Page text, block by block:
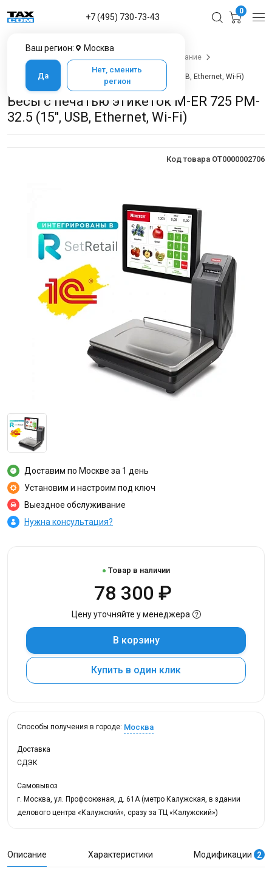
Ваш регион: Москва
Да
Нет, сменить
регион
+7 (495) 730-73-43
0
Весовое оборудование
Весы настольные
Весы с печатью этикеток M-ER 725 PM-32.5 (15", USB, Ethernet, Wi-Fi)
Весы с печатью этикеток M-ER 725 PM-
32.5 (15", USB, Ethernet, Wi-Fi)
Код товара OT0000002706
Доставим по Москве за 1 день
Установим и настроим под ключ
Выездное обслуживание
Нужна консультация?
Товар в наличии
78 300 ₽
Цену уточняйте у менеджера
В корзину
Купить в один клик
Способы получения в городе: Москва
Доставка
СДЭК
Самовывоз
г. Москва, ул. Профсоюзная, д. 61А (метро Калужская, в здании
делового центра «Калужский», сразу за ТЦ «Калужский»)
Описание Характеристики Модификации 2